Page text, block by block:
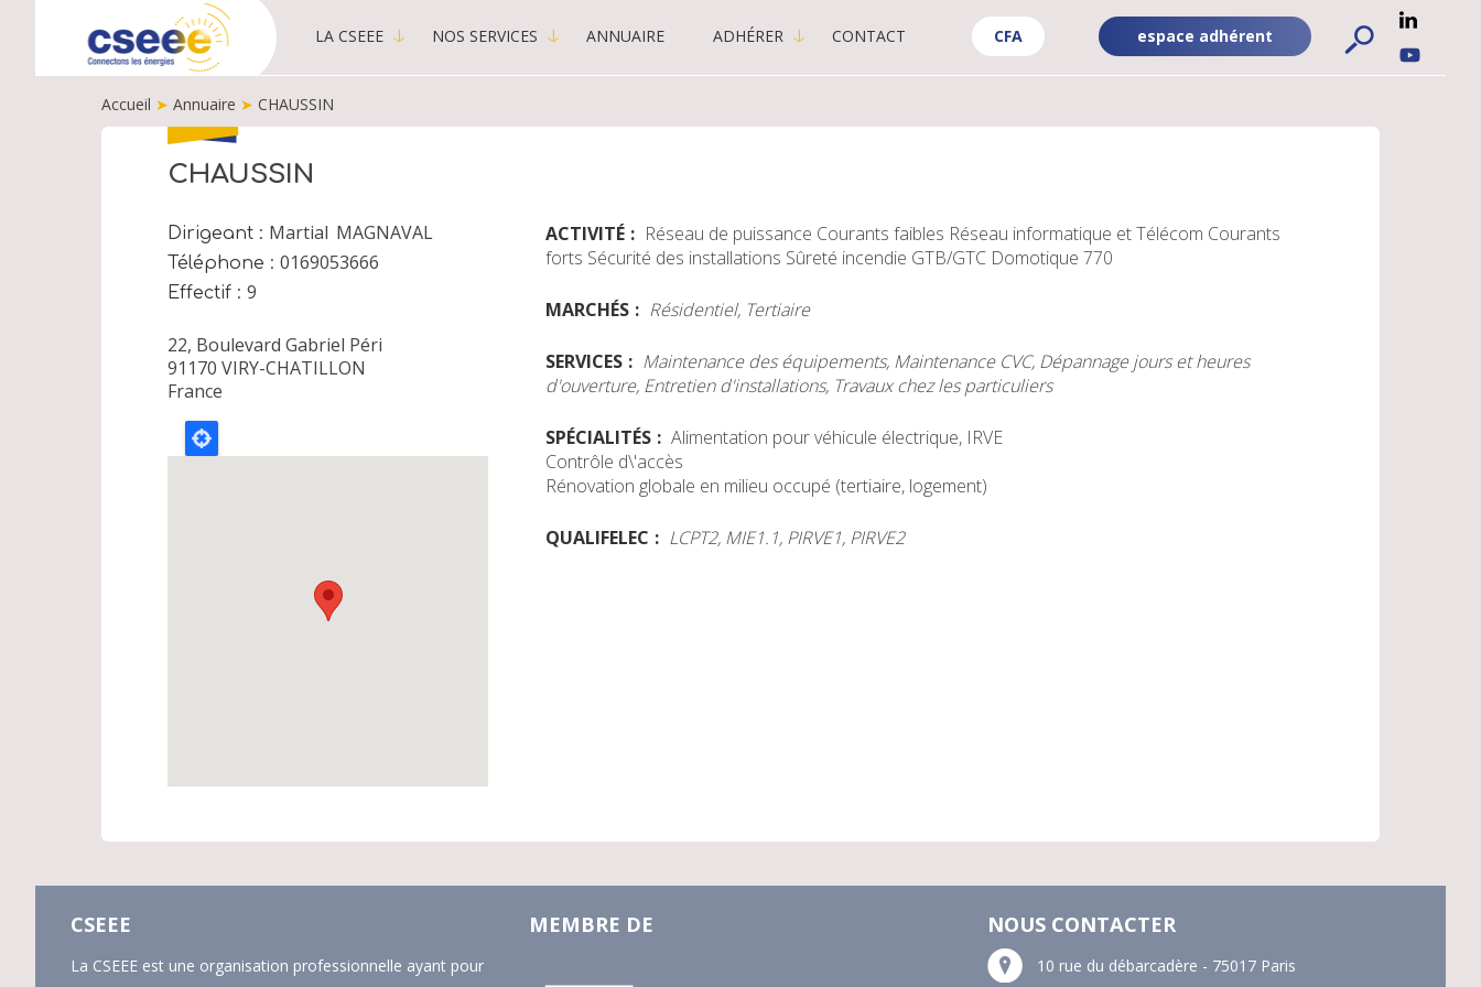
MENU
-
PUBLIC
LA CSEEE NOS SERVICES ANNUAIRE ADHÉRER CONTACT
ADHÉRENT
-
espace adhérent
CFA
-
CFA
FIL
D'ARIANE
Accueil ➤ Annuaire ➤ CHAUSSIN
CHAUSSIN
Dirigeant Martial MAGNAVAL
Téléphone 0169053666
Effectif 9
22, Boulevard Gabriel Péri
91170 VIRY-CHATILLON
France
ACTIVITÉ Réseau de puissance Courants faibles Réseau informatique et Télécom Courants
forts Sécurité des installations Sûreté incendie GTB/GTC Domotique770
MARCHÉS Résidentiel, Tertiaire
SERVICES
Maintenance des équipements, Maintenance CVC, Dépannage jours et heures
d'ouverture, Entretien d'installations, Travaux chez les particuliers
SPÉCIALITÉS
Alimentation pour véhicule électrique, IRVE
Contrôle d\'accès
Rénovation globale en milieu occupé (tertiaire, logement)
QUALIFELEC LCPT2, MIE1.1, PIRVE1, PIRVE2
CSEEE
La CSEEE est une organisation professionnelle ayant pour
MEMBRE DE NOUS CONTACTER
10 rue du débarcadère - 75017 Paris